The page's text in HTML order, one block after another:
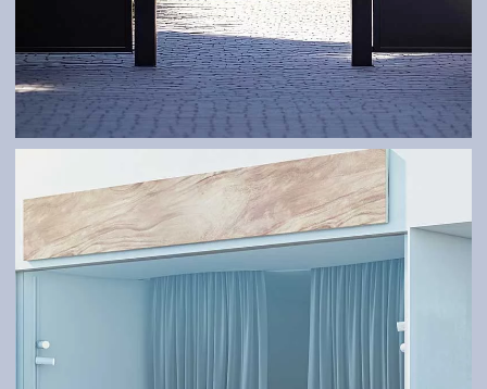
Robust und maßgeschneidert – ganz nach Ihren
Bedürfnissen.